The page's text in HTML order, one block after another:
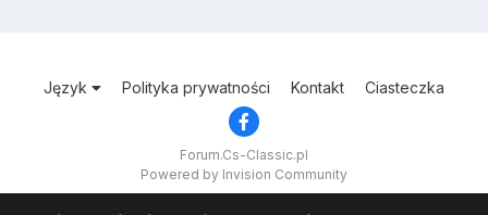
Język Polityka prywatności Kontakt Ciasteczka
Forum.Cs-Classic.pl
Powered by Invision Community